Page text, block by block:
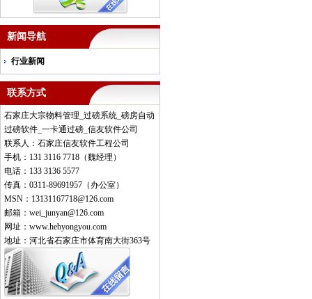
新闻导航
行业新闻
联系方式
石家庄大宗物料管理_过磅系统_磅房自动
过磅软件_一卡通过磅_信友软件公司
联系人：石家庄信友软件工程公司
手机：131 3116 7718（魏经理）
电话：133 3136 5577
传真：0311-89691957（办公室）
MSN：13131167718@126.com
邮箱：wei_junyan@126.com
网址：www.hebyongyou.com
地址：河北省石家庄市体育南大街363号